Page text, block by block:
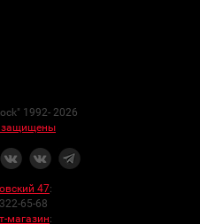
1992- 2026
защищены
47:
65-68
магазин: